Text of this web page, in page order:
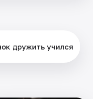
дружить учился